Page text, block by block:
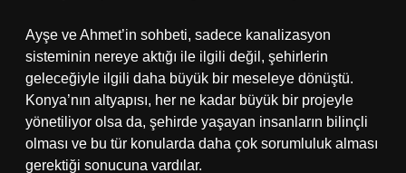
Ayşe ve Ahmet’in sohbeti, sadece kanalizasyon
sisteminin nereye aktığı ile ilgili değil, şehirlerin
geleceğiyle ilgili daha büyük bir meseleye dönüştü.
Konya’nın altyapısı, her ne kadar büyük bir projeyle
yönetiliyor olsa da, şehirde yaşayan insanların bilinçli
olması ve bu tür konularda daha çok sorumluluk alması
gerektiği sonucuna vardılar.